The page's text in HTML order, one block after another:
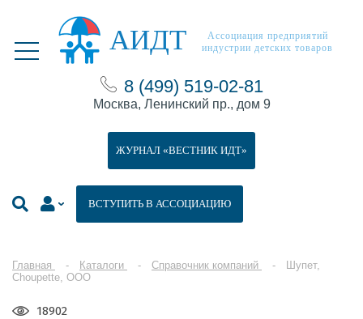
АИДТ
Ассоциация предприятий
индустрии детских товаров
8 (499) 519-02-81
Москва, Ленинский пр., дом 9
ВСТУПИТЬ В АССОЦИАЦИЮ
ЖУРНАЛ «ВЕСТНИК ИДТ»
Главная Каталоги Справочник компаний
Шупет,
Choupette, ООО
18902